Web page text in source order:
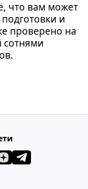
что вам может
и
проверено на
сотнями